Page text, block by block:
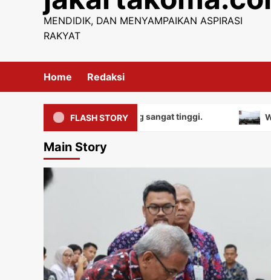
MENDIDIK, DAN MENYAMPAIKAN ASPIRASI
RAKYAT
Home Redaksi
FLASH STORY
nilai edukatif yang sangat tinggi. Warga
Main Story